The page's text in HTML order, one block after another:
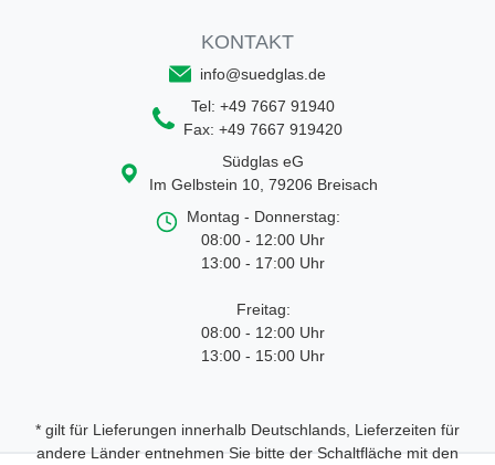
KONTAKT
info@suedglas.de
Tel: +49 7667 91940
Fax: +49 7667 919420
Südglas eG
Im Gelbstein 10, 79206 Breisach
Montag - Donnerstag:
08:00 - 12:00 Uhr
13:00 - 17:00 Uhr
Freitag:
08:00 - 12:00 Uhr
13:00 - 15:00 Uhr
* gilt für Lieferungen innerhalb Deutschlands, Lieferzeiten für
andere Länder entnehmen Sie bitte der Schaltfläche mit den